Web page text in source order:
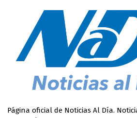
Página oficial de Noticias Al Día.